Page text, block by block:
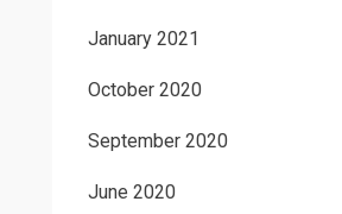
January 2021
October 2020
September 2020
June 2020